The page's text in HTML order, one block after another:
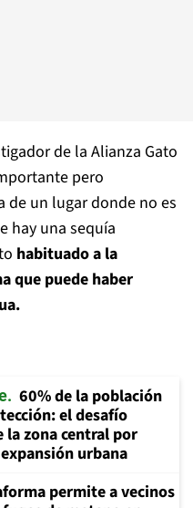
de la Alianza Gato
pero
de un lugar donde no es
hay una sequía
habituado a la
que puede haber
60% de la población
el desafío
la zona central por
urbana
permite a vecinos